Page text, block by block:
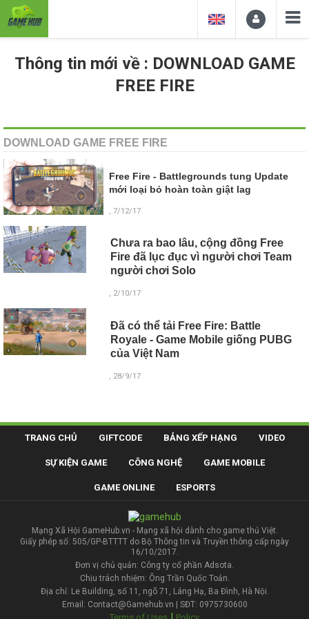
Thông tin mới về : DOWNLOAD GAME
FREE FIRE
DOWNLOAD GAME FREE FIRE
Free Fire - Battlegrounds tung Update
mới loại bỏ hoàn toàn giật lag
, 7/12/17
Chưa ra bao lâu, cộng đồng Free
Fire đã lục đục vì người chơi Team
người chơi Solo
, 2/10/17
Đã có thể tải Free Fire: Battle
Royale - Game Mobile giống PUBG
của Việt Nam
, 28/9/17
TRANG CHỦ GIFTCODE BẢNG XẾP HẠNG VIDEO
SỰ KIỆN GAME CÔNG NGHỆ GAME MOBILE
GAME ONLINE ESPORTS
Mạng Xã Hội GameHub.vn - Mạng xã hội dành cho game thủ Việt.
Giấy phép số: 505/GP-BTTTT do Bộ Thông tin và Truyền thông cấp ngày
16/10/2017.
Đơn vị chủ quản: Công ty cổ phần Adsota.
Chịu trách nhiệm: Ông Trần Quốc Toản.
Địa chỉ: Le Building, số 11, ngõ 71, Láng Hạ, Ba Đình, Hà Nội.
Email: Contact@Gamehub.vn | SĐT: 0975730600